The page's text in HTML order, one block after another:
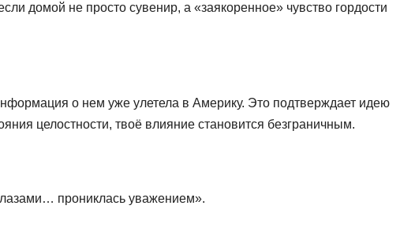
домой не просто сувенир, а «заякоренное» чувство гордости
о нем уже улетела в Америку. Это подтверждает идею
целостности, твоё влияние становится безграничным.
прониклась уважением».